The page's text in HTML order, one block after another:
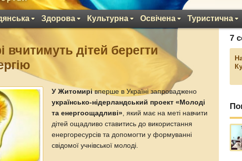
Здорова Культурна Освічена Туристична
вчитимуть дітей берегти
У Житомирівперше в Україні запроваджено
українсько-нідерландський проект «Молоді
та енергоощадливі», який має на меті навчити
дітей ощадливо ставитись до використання
енергоресурсів та допомогти у формуванні
свідомої учнівської молоді.
7